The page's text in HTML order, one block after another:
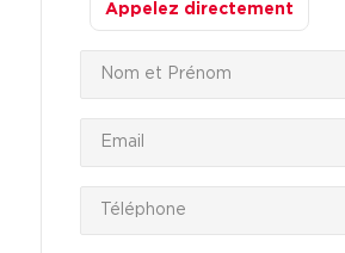
Appelez directement